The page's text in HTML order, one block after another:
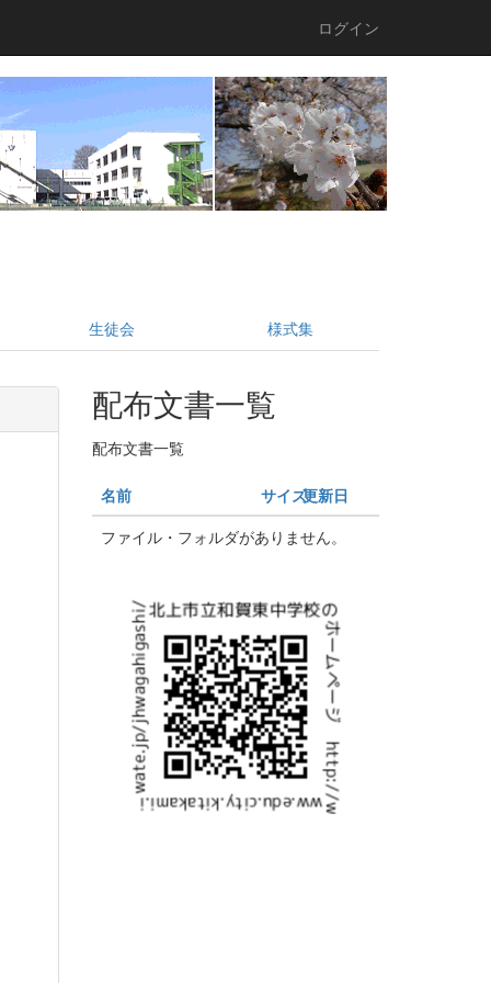
ログイン
生徒会 様式集
配布文書一覧
配布文書一覧
名前 サイズ更新日
ファイル・フォルダがありません。